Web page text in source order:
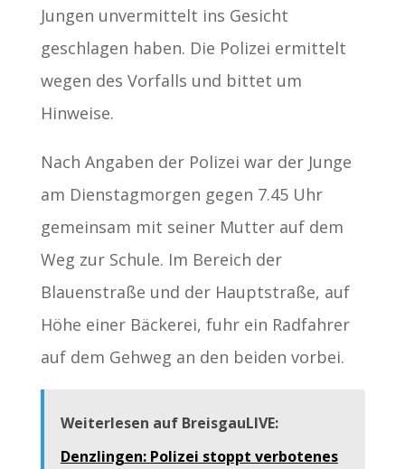
Jungen unvermittelt ins Gesicht
geschlagen haben. Die Polizei ermittelt
wegen des Vorfalls und bittet um
Hinweise.
Nach Angaben der Polizei war der Junge
am Dienstagmorgen gegen 7.45 Uhr
gemeinsam mit seiner Mutter auf dem
Weg zur Schule. Im Bereich der
Blauenstraße und der Hauptstraße, auf
Höhe einer Bäckerei, fuhr ein Radfahrer
auf dem Gehweg an den beiden vorbei.
Weiterlesen auf BreisgauLIVE:
Denzlingen: Polizei stoppt verbotenes